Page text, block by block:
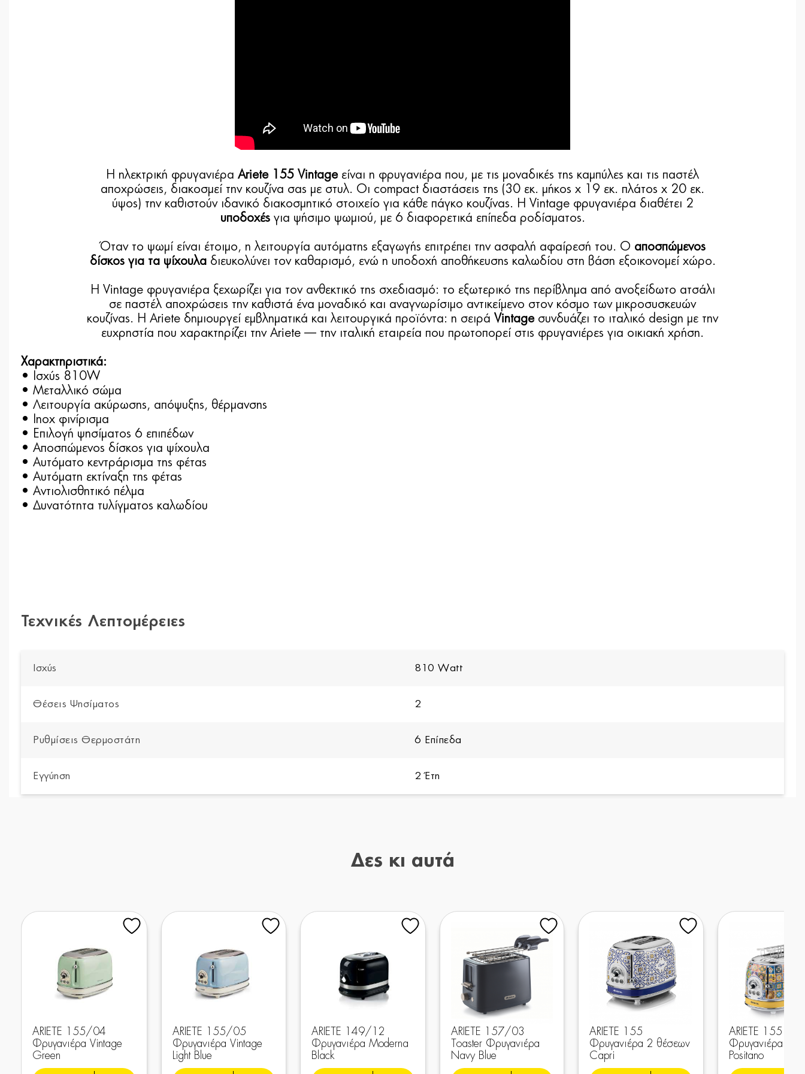
Η ηλεκτρική φρυγανιέρα Ariete 155 Vintageείναι η φρυγανιέρα που, με τις μοναδικές της καμπύλες και τις παστέλ
αποχρώσεις, διακοσμεί την κουζίνα σας με στυλ. Οι compact διαστάσεις της (30 εκ. μήκος x 19 εκ. πλάτος x 20 εκ.
ύψος) την καθιστούν ιδανικό διακοσμητικό στοιχείο για κάθε πάγκο κουζίνας. Η Vintage φρυγανιέρα διαθέτει 2
υποδοχέςγια ψήσιμο ψωμιού, με 6 διαφορετικά επίπεδα ροδίσματος.
Όταν το ψωμί είναι έτοιμο, η λειτουργία αυτόματης εξαγωγής επιτρέπει την ασφαλή αφαίρεσή του. Ο αποσπώμενος
δίσκος για τα ψίχουλαδιευκολύνει τον καθαρισμό, ενώ η υποδοχή αποθήκευσης καλωδίου στη βάση εξοικονομεί χώρο.
Η Vintage φρυγανιέρα ξεχωρίζει για τον ανθεκτικό της σχεδιασμό: το εξωτερικό της περίβλημα από ανοξείδωτο ατσάλι
σε παστέλ αποχρώσεις την καθιστά ένα μοναδικό και αναγνωρίσιμο αντικείμενο στον κόσμο των μικροσυσκευών
κουζίνας. Η Ariete δημιουργεί εμβληματικά και λειτουργικά προϊόντα: η σειρά Vintageσυνδυάζει το ιταλικό design με την
ευχρηστία που χαρακτηρίζει την Ariete — την ιταλική εταιρεία που πρωτοπορεί στις φρυγανιέρες για οικιακή χρήση.
Χαρακτηριστικά:
• Ισχύς 810W
• Μεταλλικό σώμα
• Λειτουργία ακύρωσης, απόψυξης, θέρμανσης
• Inox φινίρισμα
• Επιλογή ψησίματος 6 επιπέδων
• Αποσπώμενος δίσκος για ψίχουλα
• Αυτόματο κεντράρισμα της φέτας
• Αυτόματη εκτίναξη της φέτας
• Αντιολισθητικό πέλμα
• Δυνατότητα τυλίγματος καλωδίου
Τεχνικές Λεπτομέρειες
Ισχύς 810 Watt
Θέσεις Ψησίματος 2
Ρυθμίσεις Θερμοστάτη 6 Επίπεδα
Εγγύηση 2 Έτη
Δες κι αυτά
ARIETE 155/04
Φρυγανιέρα Vintage
Green
ARIETE 155/05
Φρυγανιέρα Vintage
Light Blue
ARIETE 149/12
Φρυγανιέρα Moderna
Black
ARIETE 157/03
Toaster Φρυγανιέρα
Navy Blue
ARIETE 155
Φρυγανιέρα 2 θέσεων
Capri
ARIETE 155
Φρυγανιέρα 2
Positano